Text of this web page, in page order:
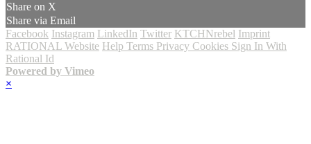
Share on X
Share via Email
Facebook Instagram LinkedIn Twitter KTCHNrebel Imprint
RATIONAL Website Help Terms Privacy Cookies Sign In With
Rational Id
Powered by Vimeo
×